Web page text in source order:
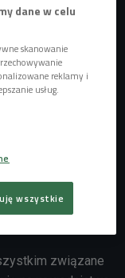
proc. całej
dzieci"? Czemu
związane
dane w celu
skanowanie
reklamy i
usług.
wszystkie